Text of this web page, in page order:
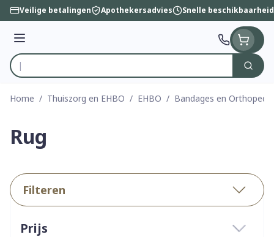
Ga naar de inhoud
Veilige betalingen Apothekersadvies Snelle beschikbaarheid
Menu
Product, merk, categorie...
Zoek
Home / Thuiszorg en EHBO / EHBO / Bandages en
Rug
Filteren
Prijs